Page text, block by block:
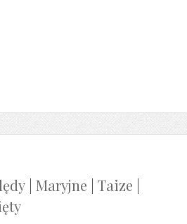
| Maryjne Taize